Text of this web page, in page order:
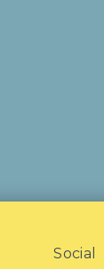
Social